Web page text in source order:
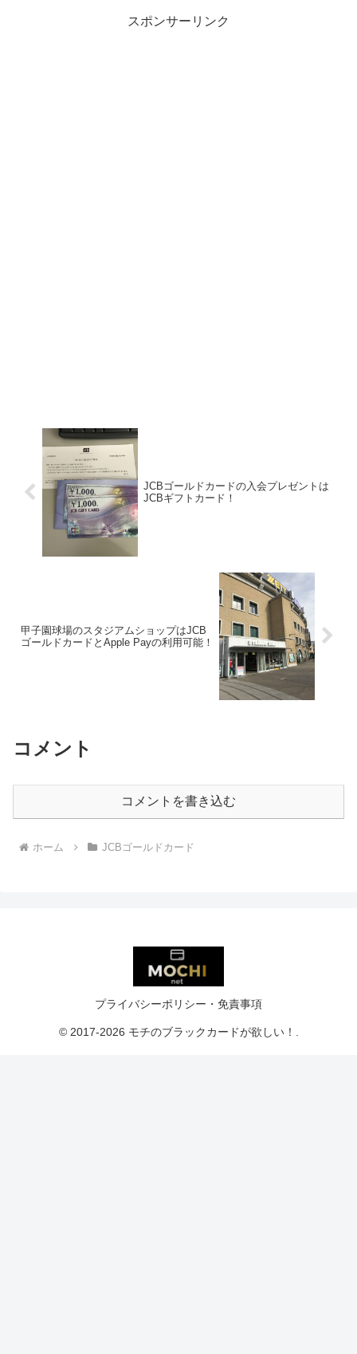
スポンサーリンク
JCBゴールドカードの入会プレゼントは
JCBギフトカード！
甲子園球場のスタジアムショップはJCB
ゴールドカードとApple Payの利用可能！
コメント
コメントを書き込む
ホーム JCBゴールドカード
プライバシーポリシー・免責事項
© 2017-2026 モチのブラックカードが欲しい！.